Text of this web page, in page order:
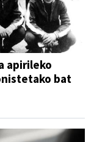
apirileko
bat